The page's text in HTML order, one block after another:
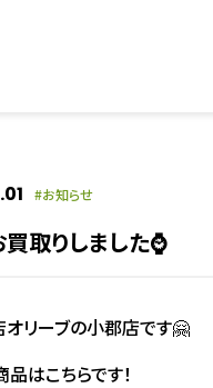
お知らせ
取りしました⌚
オリーブの小郡店です🤗
はこちらです！